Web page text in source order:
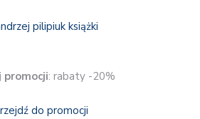
promocji: rabaty -20%
do promocji